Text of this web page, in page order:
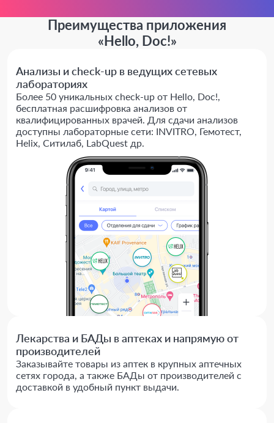
Преимущества приложения
«Hello, Doc!»
Анализы и check-up в ведущих сетевых
лабораториях
Более 50 уникальных check-up от Hello, Doc!,
бесплатная расшифровка анализов от
квалифицированных врачей. Для сдачи анализов
доступны лабораторные сети: INVITRO, Гемотест,
Helix, Ситилаб, LabQuest др.
Лекарства и БАДы в аптеках и напрямую от
производителей
Заказывайте товары из аптек в крупных аптечных
сетях города, а также БАДы от производителей с
доставкой в удобный пункт выдачи.